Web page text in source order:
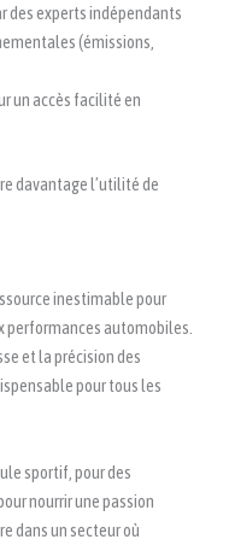
des experts indépendants
(émissions,
un accès facilité en
davantage l’utilité de
inestimable pour
performances automobiles.
et la précision des
pour tous les
sportif, pour des
nourrir une passion
dans un secteur où